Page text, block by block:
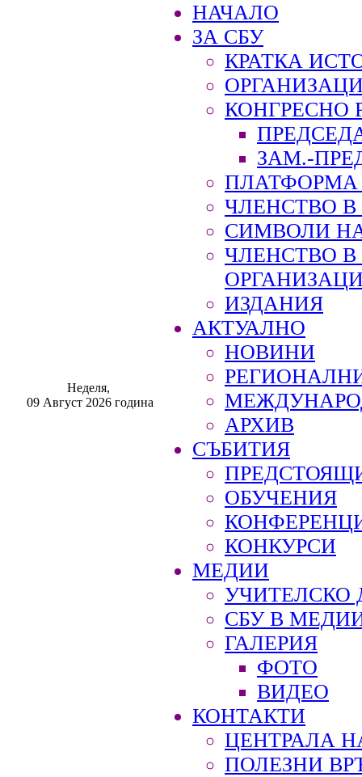
Неделя,
09 Август 2026 година
НАЧАЛО
ЗА СБУ
КРАТКА
КОНГРЕСНО
ЗАМ.-
ПЛАТФОРМА
ЧЛЕНСТВО В
СИМВОЛИ
ЧЛЕНСТВО
ИЗДАНИЯ
АКТУАЛНО
НОВИНИ
АРХИВ
СЪБИТИЯ
ОБУЧЕНИЯ
КОНКУРСИ
МЕДИИ
УЧИТЕЛСКО
СБУ В
ГАЛЕРИЯ
ФОТО
ВИДЕО
КОНТАКТИ
ЦЕНТРАЛА
ПОЛЕЗНИ